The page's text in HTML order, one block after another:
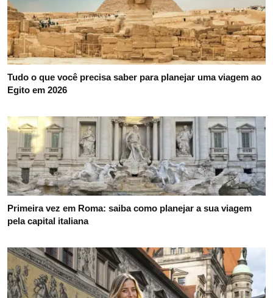
Tudo o que você precisa saber para planejar uma viagem ao
Egito em 2026
Primeira vez em Roma: saiba como planejar a sua viagem
pela capital italiana